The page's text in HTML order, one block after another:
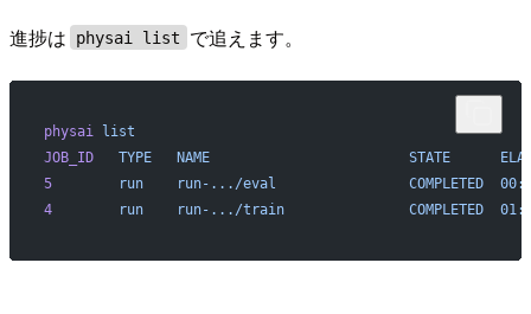
進捗は physai list で追えます。
physai
list
JOB_ID
   TYPE
   NAME
                        STATE
5
        run
    run-.../eval
                COMPLETED
4
        run
    run-.../train
               COMPLETED